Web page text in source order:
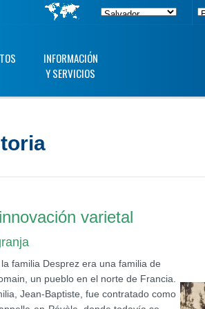
INFORMACIÓN
Y SERVICIOS
varietal
familia Desprez era una familia de
un pueblo en el norte de Francia.
Jean-Baptiste, fue contratado como